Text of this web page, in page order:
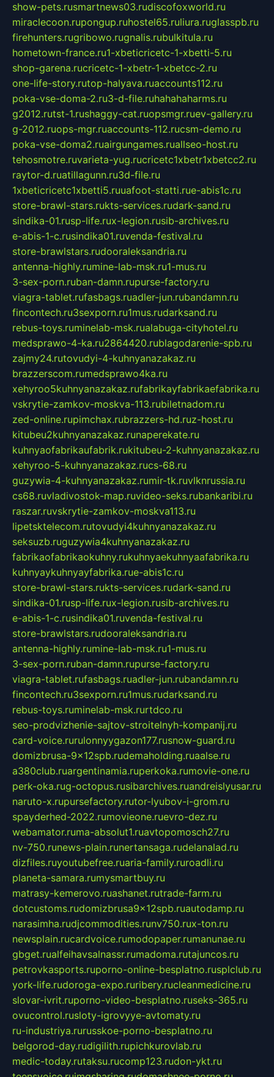
show-pets.rusmartnews03.rudiscofoxworld.ru
miraclecoon.rupongup.ruhostel65.ruliura.ruglasspb.ru
firehunters.rugribowo.rugnalis.rubulkitula.ru
hometown-france.ru1-xbeticricetc-1-xbetti-5.ru
shop-garena.rucricetc-1-xbetr-1-xbetcc-2.ru
one-life-story.rutop-halyava.ruaccounts112.ru
poka-vse-doma-2.ru3-d-file.ruhahahaharms.ru
g2012.rutst-1.rushaggy-cat.ruopsmgr.ruev-gallery.ru
g-2012.ruops-mgr.ruaccounts-112.rucsm-demo.ru
poka-vse-doma2.ruairgungames.ruallseo-host.ru
tehosmotre.ruvarieta-yug.rucricetc1xbetr1xbetcc2.ru
raytor-d.ruatillagunn.ru3d-file.ru
1xbeticricetc1xbetti5.ruuafoot-statti.rue-abis1c.ru
store-brawl-stars.rukts-services.rudark-sand.ru
sindika-01.rusp-life.rux-legion.rusib-archives.ru
e-abis-1-c.rusindika01.ruvenda-festival.ru
store-brawlstars.rudooraleksandria.ru
antenna-highly.rumine-lab-msk.ru1-mus.ru
3-sex-porn.ruban-damn.rupurse-factory.ru
viagra-tablet.rufasbags.ruadler-jun.rubandamn.ru
fincontech.ru3sexporn.ru1mus.rudarksand.ru
rebus-toys.ruminelab-msk.rualabuga-cityhotel.ru
medsprawo-4-ka.ru2864420.rublagodarenie-spb.ru
zajmy24.rutovudyi-4-kuhnyanazakaz.ru
brazzerscom.rumedsprawo4ka.ru
xehyroo5kuhnyanazakaz.rufabrikayfabrikaefabrika.ru
vskrytie-zamkov-moskva-113.rubiletnadom.ru
zed-online.rupimchax.rubrazzers-hd.ruz-host.ru
kitubeu2kuhnyanazakaz.runaperekate.ru
kuhnyaofabrikaufabrik.rukitubeu-2-kuhnyanazakaz.ru
xehyroo-5-kuhnyanazakaz.rucs-68.ru
guzywia-4-kuhnyanazakaz.rumir-tk.ruvlknrussia.ru
cs68.ruvladivostok-map.ruvideo-seks.rubankaribi.ru
raszar.ruvskrytie-zamkov-moskva113.ru
lipetsktelecom.rutovudyi4kuhnyanazakaz.ru
seksuzb.ruguzywia4kuhnyanazakaz.ru
fabrikaofabrikaokuhny.rukuhnyaekuhnyaafabrika.ru
kuhnyaykuhnyayfabrika.rue-abis1c.ru
store-brawl-stars.rukts-services.rudark-sand.ru
sindika-01.rusp-life.rux-legion.rusib-archives.ru
e-abis-1-c.rusindika01.ruvenda-festival.ru
store-brawlstars.rudooraleksandria.ru
antenna-highly.rumine-lab-msk.ru1-mus.ru
3-sex-porn.ruban-damn.rupurse-factory.ru
viagra-tablet.rufasbags.ruadler-jun.rubandamn.ru
fincontech.ru3sexporn.ru1mus.rudarksand.ru
rebus-toys.ruminelab-msk.rurtdco.ru
seo-prodvizhenie-sajtov-stroitelnyh-kompanij.ru
card-voice.rurulonnyygazon177.rusnow-guard.ru
domizbrusa-9x12spb.rudemaholding.ruaalse.ru
a380club.ruargentinamia.ruperkoka.rumovie-one.ru
perk-oka.rug-octopus.rusibarchives.ruandreislyusar.ru
naruto-x.rupursefactory.rutor-lyubov-i-grom.ru
spayderhed-2022.rumovieone.ruevro-dez.ru
webamator.ruma-absolut1.ruavtopomosch27.ru
nv-750.runews-plain.runertansaga.rudelanalad.ru
dizfiles.ruyoutubefree.ruaria-family.ruroadli.ru
planeta-samara.rumysmartbuy.ru
matrasy-kemerovo.ruashanet.rutrade-farm.ru
dotcustoms.rudomizbrusa9x12spb.ruautodamp.ru
narasimha.rudjcommodities.runv750.rux-ton.ru
newsplain.rucardvoice.rumodopaper.rumanunae.ru
gbget.rualfeihavsalnassr.rumadoma.rutajuncos.ru
petrovkasports.ruporno-online-besplatno.rusplclub.ru
york-life.rudoroga-expo.ruribery.rucleanmedicine.ru
slovar-ivrit.ruporno-video-besplatno.ruseks-365.ru
ovucontrol.rusloty-igrovyye-avtomaty.ru
ru-industriya.rurusskoe-porno-besplatno.ru
belgorod-day.rudigilith.rupichkurovlab.ru
medic-today.rutaksu.rucomp123.rudon-ykt.ru